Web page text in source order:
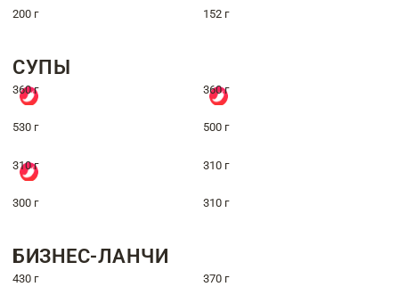
200 г 152 г
СУПЫ
360 г 360 г
530 г 500 г
310 г 310 г
300 г 310 г
БИЗНЕС-ЛАНЧИ
430 г 370 г